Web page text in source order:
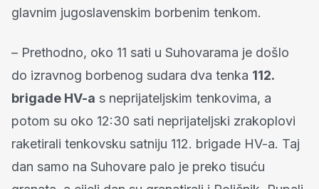
glavnim jugoslavenskim borbenim tenkom.
– Prethodno, oko 11 sati u Suhovarama je došlo
do izravnog borbenog sudara dva tenka 112.
brigade HV-a s neprijateljskim tenkovima, a
potom su oko 12:30 sati neprijateljski zrakoplovi
raketirali tenkovsku satniju 112. brigade HV-a. Taj
dan samo na Suhovare palo je preko tisuću